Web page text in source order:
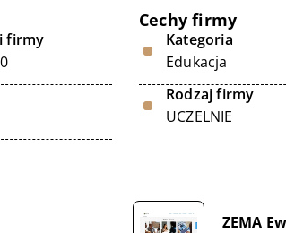
firmy
Cechy firmy
Kategoria
Edukacja
Rodzaj firmy
UCZELNIE
ZEMA